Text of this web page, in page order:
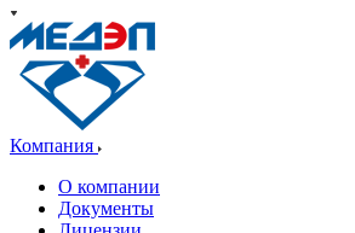
Компания
О компании
Документы